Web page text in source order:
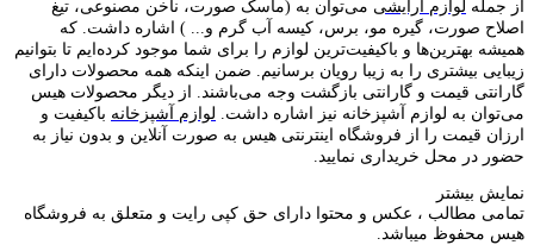
از جمله لوازم آرایشی می‌توان به (ماسک صورت، ناخن مصنوعی، تیغ
اصلاح صورت، گیره مو، برس، کیسه آب گرم و... ) اشاره داشت. که
همیشه بهترین‌ها و باکیفیت‌ترین لوازم را برای شما موجود کرده‌ایم تا بتوانیم
زیبایی بیشتری را به زیبا رویان برسانیم. ضمن اینکه همه محصولات دارای
گارانتی قیمت و گارانتی بازگشت وجه می‌باشند. از دیگر محصولات هیس
می‌توان به لوازم آشپزخانه نیز اشاره داشت. لوازم آشپزخانه باکیفیت و
ارزان قیمت را از فروشگاه اینترنتی هیس به صورت آنلاین و بدون نیاز به
حضور در محل خریداری نمایید.
نمایش بیشتر
تمامی مطالب ، عکس و محتوا دارای حق کپی رایت و متعلق به فروشگاه
هیس محفوظ میباشد.